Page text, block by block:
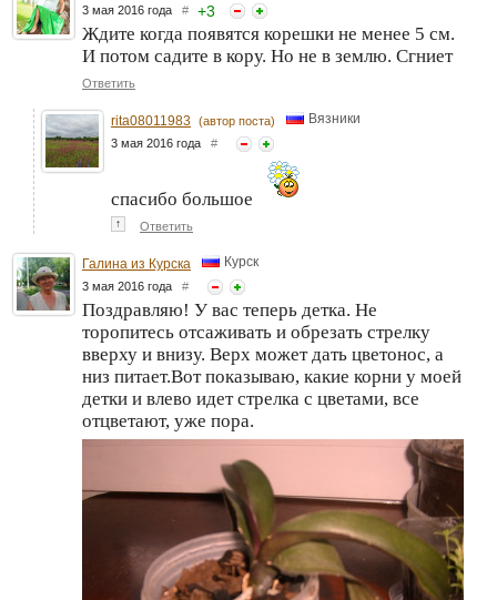
3 мая 2016 года # +3
Ждите когда появятся корешки не менее 5 см.
И потом садите в кору. Но не в землю. Сгниет
Ответить
rita08011983 (автор поста) Вязники
3 мая 2016 года #
спасибо большое
↑ Ответить
Галина из Курска Курск
3 мая 2016 года #
Поздравляю! У вас теперь детка. Не
торопитесь отсаживать и обрезать стрелку
вверху и внизу. Верх может дать цветонос, а
низ питает.Вот показываю, какие корни у моей
детки и влево идет стрелка с цветами, все
отцветают, уже пора.